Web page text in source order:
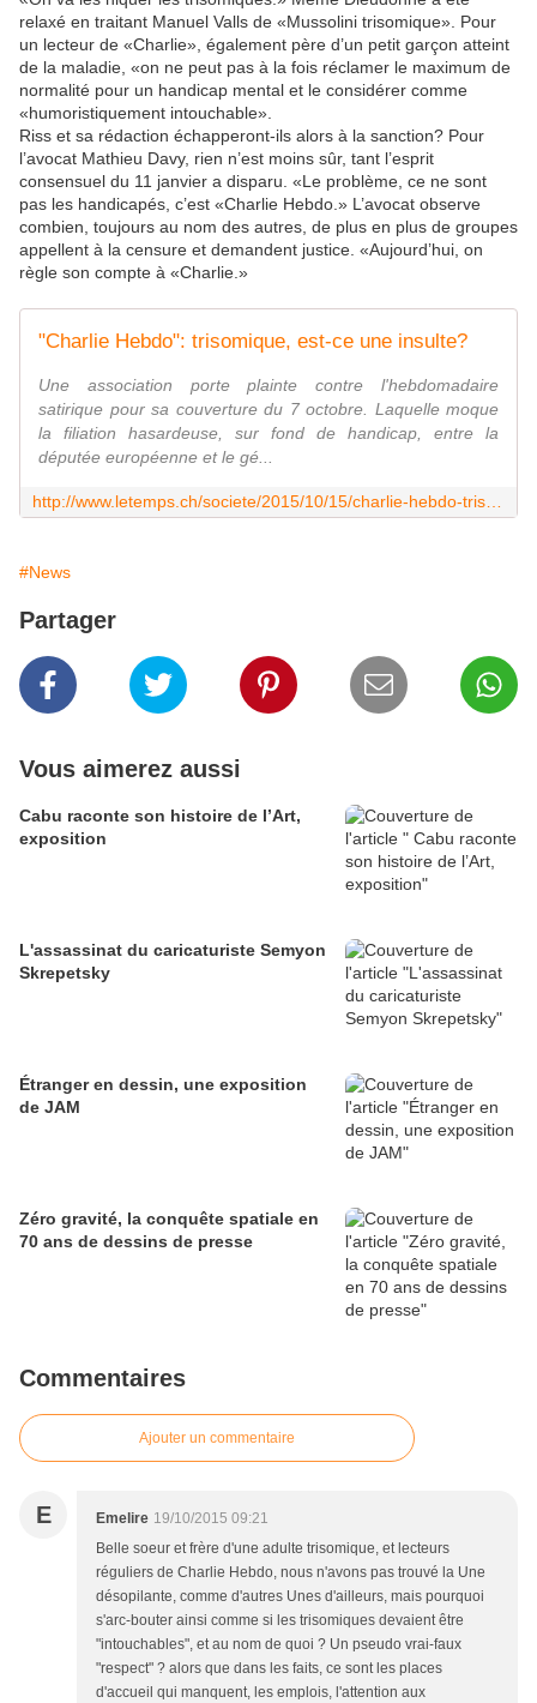
relaxé en traitant Manuel Valls de «Mussolini trisomique». Pour
un lecteur de «Charlie», également père d’un petit garçon atteint
de la maladie, «on ne peut pas à la fois réclamer le maximum de
normalité pour un handicap mental et le considérer comme
«humoristiquement intouchable».
Riss et sa rédaction échapperont-ils alors à la sanction? Pour
l’avocat Mathieu Davy, rien n’est moins sûr, tant l’esprit
consensuel du 11 janvier a disparu. «Le problème, ce ne sont
pas les handicapés, c’est «Charlie Hebdo.» L’avocat observe
combien, toujours au nom des autres, de plus en plus de groupes
appellent à la censure et demandent justice. «Aujourd’hui, on
règle son compte à «Charlie.»
"Charlie Hebdo": trisomique, est-ce une insulte?
Une association porte plainte contre l'hebdomadaire
satirique pour sa couverture du 7 octobre. Laquelle moque
la filiation hasardeuse, sur fond de handicap, entre la
députée européenne et le gé...
#News
Partager
Vous aimerez aussi
Cabu raconte son histoire de l’Art,
exposition
L'assassinat du caricaturiste Semyon
Skrepetsky
Étranger en dessin, une exposition
de JAM
Zéro gravité, la conquête spatiale en
70 ans de dessins de presse
Commentaires
Ajouter un commentaire
E Emelire 19/10/2015 09:21
Belle soeur et frère d'une adulte trisomique, et lecteurs
réguliers de Charlie Hebdo, nous n'avons pas trouvé la Une
désopilante, comme d'autres Unes d'ailleurs, mais pourquoi
s'arc-bouter ainsi comme si les trisomiques devaient être
"intouchables", et au nom de quoi ? Un pseudo vrai-faux
"respect" ? alors que dans les faits, ce sont les places
d'accueil qui manquent, les emplois, l'attention aux